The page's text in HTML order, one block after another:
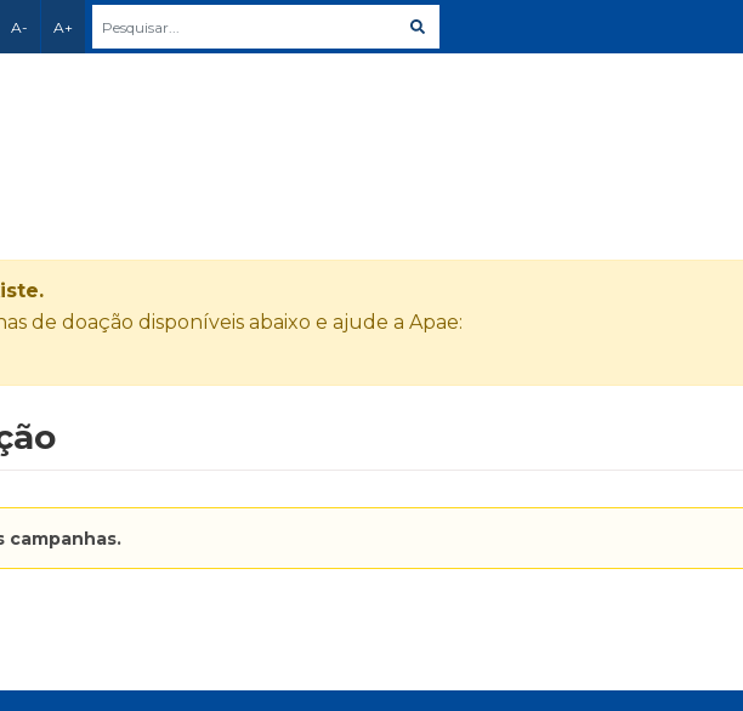
A- A+
de doação disponíveis abaixo e ajude a Apae:
campanhas.